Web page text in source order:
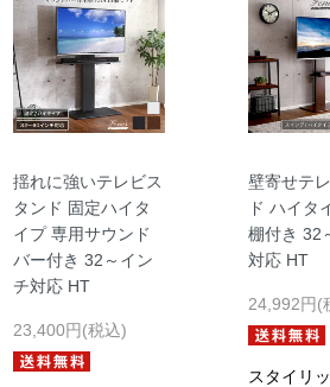
揺れに強いテレビス
タンド 固定ハイタ
イプ 専用サウンド
バー付き 32～イン
チ対応 HT
23,400円(税込)
壁寄せテ
ド ハイタ
棚付き 32
対応 HT
24,992円(
スタイリ